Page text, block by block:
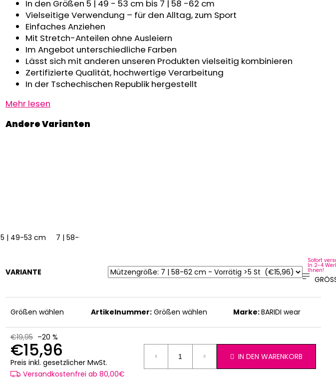
In den Größen 5 | 49 - 53 cm bis 7 | 58 -62 cm
Vielseitige Verwendung – für den Alltag, zum Sport
Einfaches Anziehen
Mit Stretch-Anteilen ohne Ausleiern
Im Angebot unterschiedliche Farben
Lässt sich mit anderen unseren Produkten vielseitig kombinieren
Zertifizierte Qualität, hochwertige Verarbeitung
In der Tschechischen Republik hergestellt
Mehr lesen
5 | 49-53 cm 7 | 58-62 cm
VARIANTE
Sofort
In 2-4
Ihnen!
Größen wählen Artikelnummer: Größen wählen Marke:BARIDI wear
€19,95 –20 %
€15,96
Preis inkl. gesetzlicher MwSt.
Versandkostenfrei ab 80,00€
IN DEN WARENKORB
€24,90